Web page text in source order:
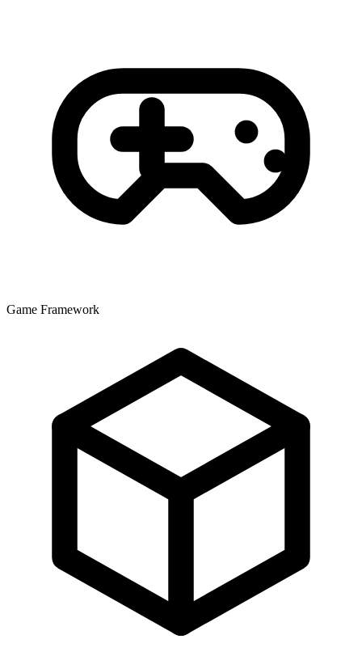
Game Framework